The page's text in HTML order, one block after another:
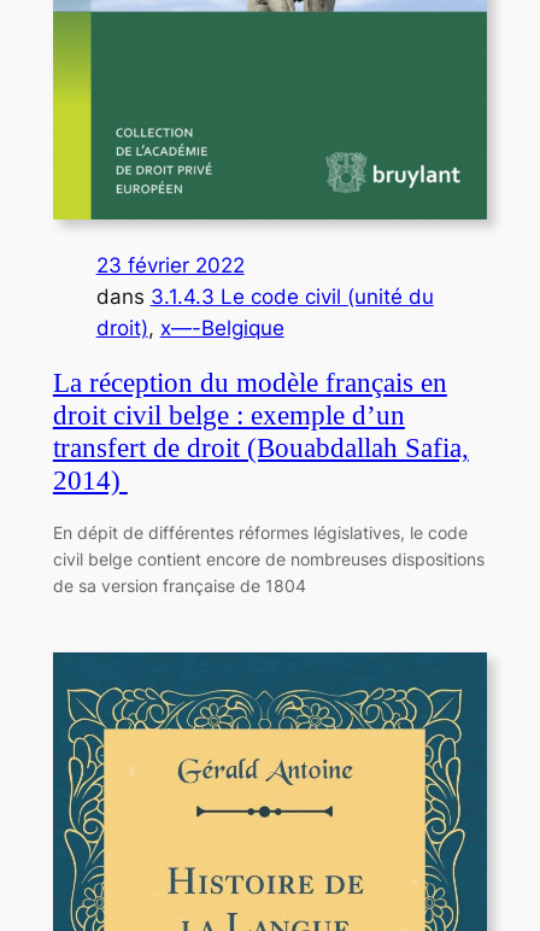
23 février 2022
dans 3.1.4.3 Le code civil (unité du
droit), x—-Belgique
La réception du modèle français en
droit civil belge : exemple d’un
transfert de droit (Bouabdallah Safia,
2014)
En dépit de différentes réformes législatives, le code
civil belge contient encore de nombreuses dispositions
de sa version française de 1804